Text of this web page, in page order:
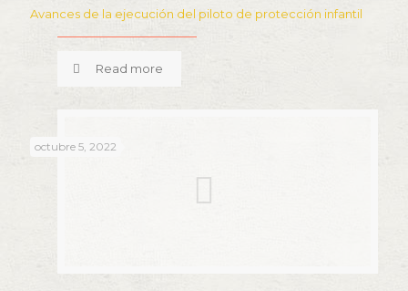
Avances de la ejecución del piloto de protección infantil
Read more
octubre 5, 2022